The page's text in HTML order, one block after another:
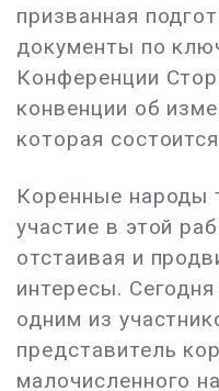
призванная
документы по
Конференции
конвенции об
которая
Коренные народы
участие в этой
отстаивая и
интересы.
одним из
представитель
малочисленного